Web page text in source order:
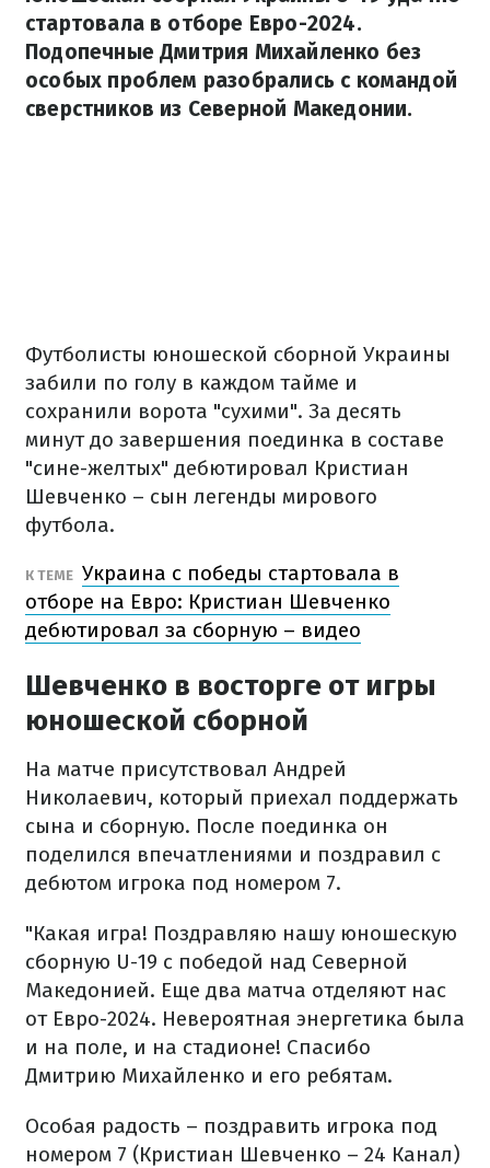
стартовала в отборе Евро-2024.
Подопечные Дмитрия Михайленко без
особых проблем разобрались с командой
сверстников из Северной Македонии.
Футболисты юношеской сборной Украины
забили по голу в каждом тайме и
сохранили ворота "сухими". За десять
минут до завершения поединка в составе
"сине-желтых" дебютировал Кристиан
Шевченко – сын легенды мирового
футбола.
К ТЕМЕ Украина с победы стартовала в
отборе на Евро: Кристиан Шевченко
дебютировал за сборную – видео
Шевченко в восторге от игры
юношеской сборной
На матче присутствовал Андрей
Николаевич, который приехал поддержать
сына и сборную. После поединка он
поделился впечатлениями и поздравил с
дебютом игрока под номером 7.
"Какая игра! Поздравляю нашу юношескую
сборную U-19 с победой над Северной
Македонией. Еще два матча отделяют нас
от Евро-2024. Невероятная энергетика была
и на поле, и на стадионе! Спасибо
Дмитрию Михайленко и его ребятам.
Особая радость – поздравить игрока под
номером 7 (Кристиан Шевченко – 24 Канал)